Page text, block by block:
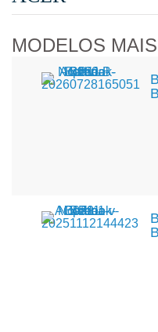
MODELOS